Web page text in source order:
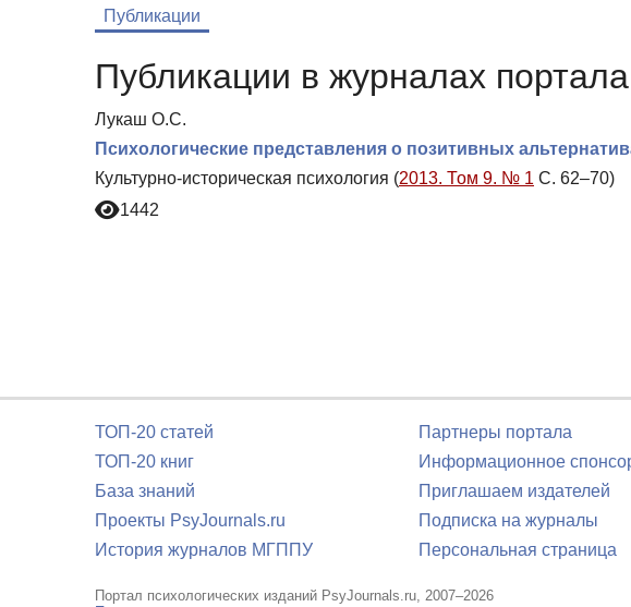
Публикации
Публикации в журналах
Лукаш О.С.
Психологические представления о позитивных
Культурно-историческая психология (2013. Том 9. № 1 С. 62–70)
1442
ТОП-20 статей
ТОП-20 книг
База знаний
Проекты PsyJournals.ru
История журналов МГППУ
Партнеры портала
Информационное
Приглашаем издателей
Подписка на журналы
Персональная страница
Портал психологических изданий PsyJournals.ru, 2007–2026